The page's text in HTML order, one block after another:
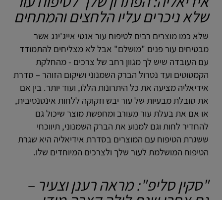
שלא ניכרים עליו הלחצים והמתחים
שלא כמו מוצרים רבים לטיפוח עור אנטי אייג'ינג אשר
מבטיחים עור פנים "מושלם" אבל לא מצליחים להתמודד
עם העובדה שיש לך מגוון רחב של צרכים - מהחלקת
הקמטוטים ועד נטרול הברק השמנוני ושיקום הזוהר – סדרת
אידיאליה מציעה את כל היתרונות הללו, ועוד יותר. בין אם
את סובלת מבעיות של עור יבש וזקוקה ללחות אינטנסיבית,
או אם את בעלת עור מעורב ומחפשת מוצר שיכול גם
להחדיר לחות וגם למנוע את הברק השמנוני, תיווכחי
ששגרת הטיפוח עם המוצרים בסדרת אידיאליה היא שגרת
הטיפוח המושלמת לעור שלך ולצרכים המיוחדים שלו.
"סקין סליפ": מראה רענן וצעיר –